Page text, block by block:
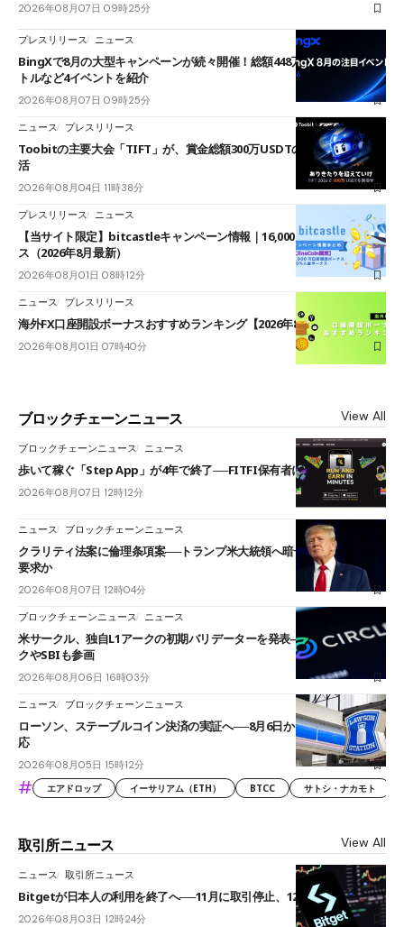
2026年08月07日 09時25分
プレスリリース ニュース
BingXで8月の大型キャンペーンが続々開催！総額448万USDT超のAIバ
トルなど4イベントを紹介
2026年08月07日 09時25分
ニュース プレスリリース
Toobitの主要大会「TIFT」が、賞金総額300万USDTのレースとして復
活
2026年08月04日 11時38分
プレスリリース ニュース
【当サイト限定】bitcastleキャンペーン情報｜16,000円口座開設ボーナ
ス（2026年8月最新）
2026年08月01日 08時12分
ニュース プレスリリース
海外FX口座開設ボーナスおすすめランキング【2026年8月最新】
2026年08月01日 07時40分
ブロックチェーンニュース View All
ブロックチェーンニュース ニュース
歩いて稼ぐ「Step App」が4年で終了──FITFI保有者に対応呼びかけ
2026年08月07日 12時12分
ニュース ブロックチェーンニュース
クラリティ法案に倫理条項案──トランプ米大統領へ暗号資産事業の売却
要求か
2026年08月07日 12時04分
ブロックチェーンニュース ニュース
米サークル、独自L1アークの初期バリデーターを発表――ブラックロッ
クやSBIも参画
2026年08月06日 16時03分
ニュース ブロックチェーンニュース
ローソン、ステーブルコイン決済の実証へ──8月6日からJPYCやUSDC対
応
2026年08月05日 15時12分
# エアドロップ イーサリアム（ETH） BTCC サトシ・ナカモト
取引所ニュース View All
ニュース 取引所ニュース
Bitgetが日本人の利用を終了へ──11月に取引停止、12月末に強制決済
2026年08月03日 12時24分